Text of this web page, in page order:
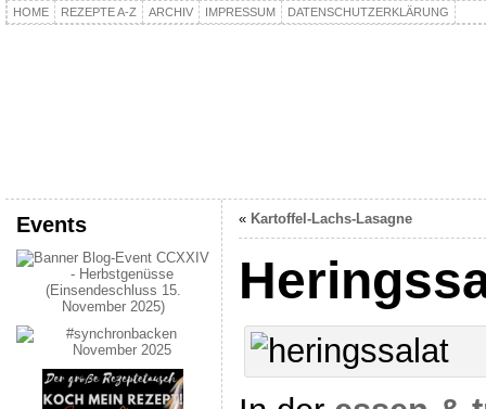
HOME REZEPTE A-Z ARCHIV IMPRESSUM DATENSCHUTZERKLÄRUNG
Events « Kartoffel-Lachs-Lasagne